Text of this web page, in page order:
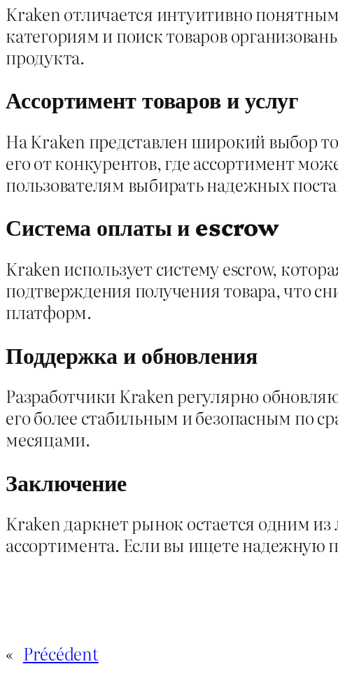
Kraken отличается интуитивно
категориям и поиск товаров
продукта.
Ассортимент товаров и услуг
На Kraken представлен широкий выбор
его от конкурентов, где ассортимент
пользователям выбирать надежных
Система оплаты и escrow
Kraken использует систему escrow,
подтверждения получения товара, что
платформ.
Поддержка и обновления
Разработчики Kraken регулярно
его более стабильным и безопасным по
месяцами.
Заключение
Kraken даркнет рынок остается одним
ассортимента. Если вы ищете надежную
« Précédent